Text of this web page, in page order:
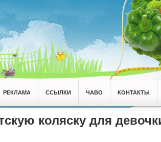
РЕКЛАМА ССЫЛКИ ЧАВО КОНТАКТЫ
коляску для